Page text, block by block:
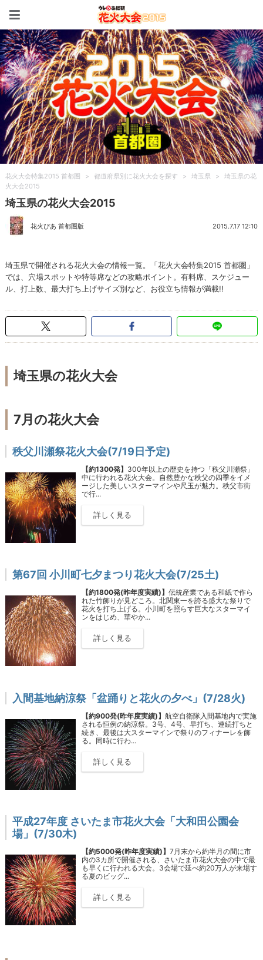
花火大会特集2015 首都圏 > 都道府県別に花火大会を探す > 埼玉県 >
埼玉県の花
火大会2015
埼玉県の花火大会2015
花火ぴあ 首都圏版 2015.7.17 12:10
埼玉県で開催される花火大会の情報一覧。「花火大会特集2015 首都圏」
では、穴場スポットや特等席などの攻略ポイント。有料席、スケジュー
ル、打上数、最大打ち上げサイズ別など、お役立ち情報が満載!!
埼玉県の花火大会
7月の花火大会
秩父川瀬祭花火大会(7/19日予定)
【約1300発】 300年以上の歴史を持つ「秩父川瀬祭」
中に行われる花火大会。自然豊かな秩父の四季をイメ
ージした美しいスターマインや尺玉が魅力。秩父市街
で行...
詳しく見る
第67回 小川町七夕まつり花火大会(7/25土)
【約1800発(昨年度実績)】伝統産業である和紙で作ら
れた竹飾りが見どころ。北関東一を誇る盛大な祭りで
花火を打ち上げる。小川町を照らす巨大なスターマイ
ンをはじめ、華やか...
詳しく見る
入間基地納涼祭「盆踊りと花火の夕べ」(7/28火)
【約900発(昨年度実績)】航空自衛隊入間基地内で実施
される恒例の納涼祭。3号、4号、早打ち、連続打ちと
続き、最後は大スターマインで祭りのフィナーレを飾
る。同時に行わ...
詳しく見る
平成27年度 さいたま市花火大会「大和田公園会
場」(7/30木)
【約5000発(昨年度実績)】7月末から約半月の間に市
内の3カ所で開催される、さいたま市花火大会の中で最
も早くに行われる大会。3会場で延べ約20万人が来場す
る夏のビッグ...
詳しく見る